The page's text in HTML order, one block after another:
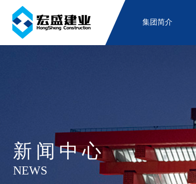
集团简介
新闻中心
NEWS